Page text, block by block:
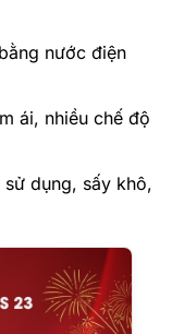
nước điện
ái, nhiều chế độ
dụng, sấy khô,